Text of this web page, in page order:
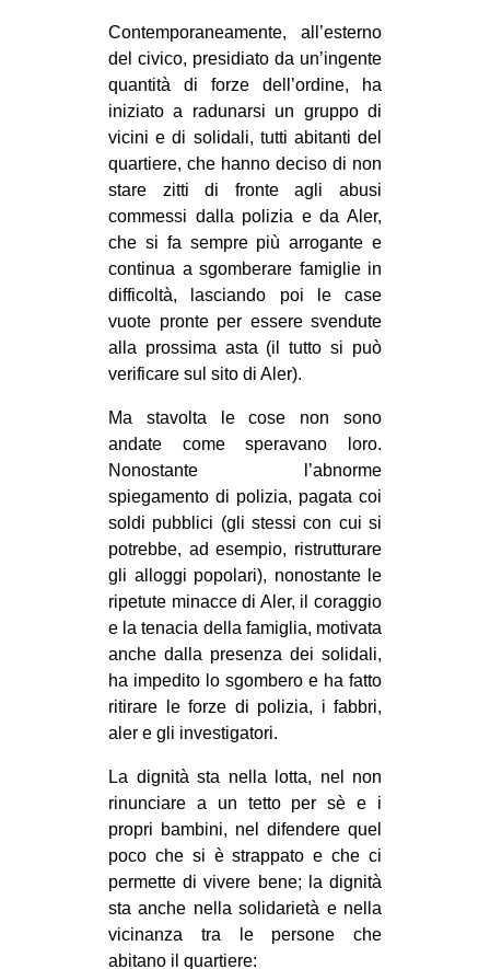
Fb
tw
bsky
ms
SEARCH
Contemporaneamente, all’esterno
del civico, presidiato da un’ingente
quantità di forze dell’ordine, ha
iniziato a radunarsi un gruppo di
vicini e di solidali, tutti abitanti del
quartiere, che hanno deciso di non
stare zitti di fronte agli abusi
commessi dalla polizia e da Aler,
che si fa sempre più arrogante e
continua a sgomberare famiglie in
difficoltà, lasciando poi le case
vuote pronte per essere svendute
alla prossima asta (il tutto si può
verificare sul sito di Aler).
Ma stavolta le cose non sono
andate come speravano loro.
Nonostante l’abnorme
spiegamento di polizia, pagata coi
soldi pubblici (gli stessi con cui si
potrebbe, ad esempio, ristrutturare
gli alloggi popolari), nonostante le
ripetute minacce di Aler, il coraggio
e la tenacia della famiglia, motivata
anche dalla presenza dei solidali,
ha impedito lo sgombero e ha fatto
ritirare le forze di polizia, i fabbri,
aler e gli investigatori.
La dignità sta nella lotta, nel non
rinunciare a un tetto per sè e i
propri bambini, nel difendere quel
poco che si è strappato e che ci
permette di vivere bene; la dignità
sta anche nella solidarietà e nella
vicinanza tra le persone che
abitano il quartiere: